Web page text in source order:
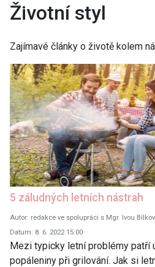
Životní styl
Zajímavé články o životě kolem
5 záludných letních nástrah
Autor: redakce ve spolupráci s Mgr. Ivou
Datum: 8. 6. 2022 15:00
Mezi typicky letní problémy patří
popáleniny při grilování. Jak si